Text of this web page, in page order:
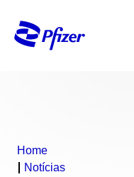
Home
Notícias